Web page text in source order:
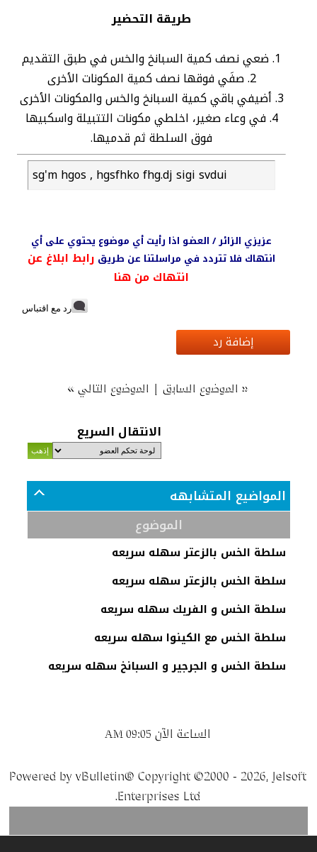
طريقة التحضير
1. ضعي نصف كمية السبانخ والخس في طبق التقديم
2. صفَي فوقها نصف كمية المكونات الأخرى
3. أضيفي باقي كمية السبانخ والخس والمكونات الأخرى
4. في وعاء صغير، اخلطي مكونات التتبيلة واسكبيها
فوق السلطة ثم قدميها.
sg'm hgos , hgsfhko fhg.dj sigi svdui
عزيزي الزائر / العضو اذا رأيت أي موضوع يحتوي على أي
انتهاك فلا تتردد في مراسلتنا عن طريق رابط ابلاغ عن
انتهاك من هنا
رد مع اقتباس
إضافة رد
« الموضوع السابق| الموضوع التالي»
الانتقال السريع
المواضيع المتشابهه
الموضوع
سلطة الخس بالزعتر سهله سريعه
سلطة الخس بالزعتر سهله سريعه
سلطة الخس و الفريك سهله سريعه
سلطة الخس مع الكينوا سهله سريعه
سلطة الخس و الجرجير و السبانخ سهله سريعه
الساعة الآن 09:05 AM
Powered by vBulletin® Copyright ©2000 - 2026, Jelsoft
Enterprises Ltd.